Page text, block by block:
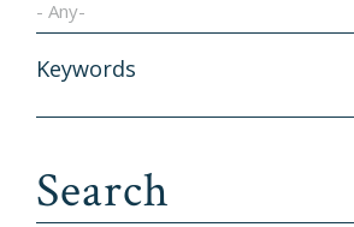
- Any-
Keywords